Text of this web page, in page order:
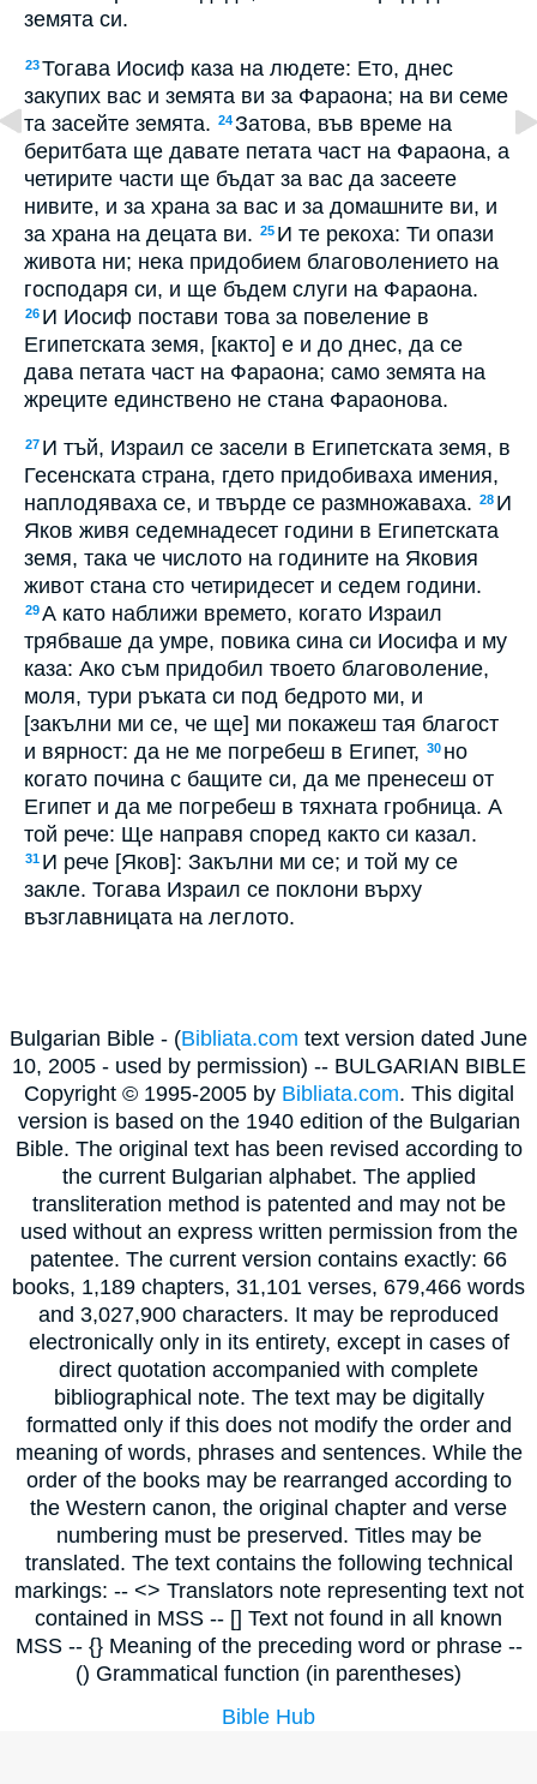
земята си.
23Тогава Иосиф каза на людете: Ето, днес
закупих вас и земята ви за Фараона; на ви семе
та засейте земята. 24Затова, във време на
беритбата ще давате петата част на Фараона, а
четирите части ще бъдат за вас да засеете
нивите, и за храна за вас и за домашните ви, и
за храна на децата ви. 25 И те рекоха: Ти опази
живота ни; нека придобием благоволението на
господаря си, и ще бъдем слуги на Фараона.
26 И Иосиф постави това за повеление в
Египетската земя, [както] е и до днес, да се
дава петата част на Фараона; само земята на
жреците единствено не стана Фараонова.
27 И тъй, Израил се засели в Египетската земя, в
Гесенската страна, гдето придобиваха имения,
наплодяваха се, и твърде се размножаваха. 28 И
Яков живя седемнадесет години в Египетската
земя, така че числото на годините на Яковия
живот стана сто четиридесет и седем години.
29А като наближи времето, когато Израил
трябваше да умре, повика сина си Иосифа и му
каза: Ако съм придобил твоето благоволение,
моля, тури ръката си под бедрото ми, и
[закълни ми се, че ще] ми покажеш тая благост
и вярност: да не ме погребеш в Египет, 30 но
когато почина с бащите си, да ме пренесеш от
Египет и да ме погребеш в тяхната гробница. А
той рече: Ще направя според както си казал.
31 И рече [Яков]: Закълни ми се; и той му се
закле. Тогава Израил се поклони върху
възглавницата на леглото.
Bulgarian Bible - (Bibliata.com text version dated June
10, 2005 - used by permission) -- BULGARIAN BIBLE
Copyright © 1995-2005 by Bibliata.com. This digital
version is based on the 1940 edition of the Bulgarian
Bible. The original text has been revised according to
the current Bulgarian alphabet. The applied
transliteration method is patented and may not be
used without an express written permission from the
patentee. The current version contains exactly: 66
books, 1,189 chapters, 31,101 verses, 679,466 words
and 3,027,900 characters. It may be reproduced
electronically only in its entirety, except in cases of
direct quotation accompanied with complete
bibliographical note. The text may be digitally
formatted only if this does not modify the order and
meaning of words, phrases and sentences. While the
order of the books may be rearranged according to
the Western canon, the original chapter and verse
numbering must be preserved. Titles may be
translated. The text contains the following technical
markings: -- <> Translators note representing text not
contained in MSS -- [] Text not found in all known
MSS -- {} Meaning of the preceding word or phrase --
() Grammatical function (in parentheses)
Bible Hub